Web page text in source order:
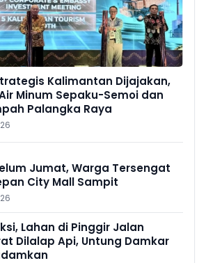
Kalimantan Dijajakan,
Minum Sepaku-Semoi dan
Palangka Raya
Jumat, Warga Tersengat
City Mall Sampit
Lahan di Pinggir Jalan
Dilalap Api, Untung Damkar